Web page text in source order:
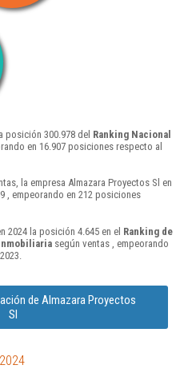
posición 300.978 del Ranking Nacional
en 16.907 posiciones respecto al
la empresa Almazara Proyectos Sl en
, empeorando en 212 posiciones
2024 la posición 4.645 en el Ranking de
según ventas , empeorando
de Almazara Proyectos
Sl